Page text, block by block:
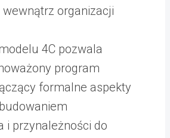
organizacji
4C pozwala
program
formalne aspekty
i przynależności do